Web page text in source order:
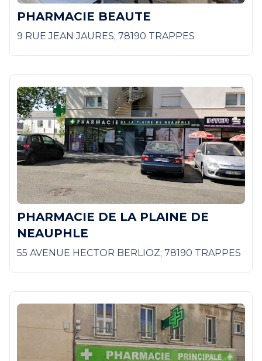
PHARMACIE BEAUTE
9 RUE JEAN JAURES; 78190 TRAPPES
PHARMACIE DE LA PLAINE DE
NEAUPHLE
55 AVENUE HECTOR BERLIOZ; 78190 TRAPPES